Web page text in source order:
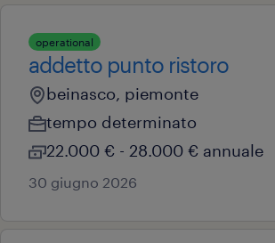
operational
addetto punto ristoro
beinasco, piemonte
tempo determinato
22.000 € - 28.000 € annuale
30 giugno 2026